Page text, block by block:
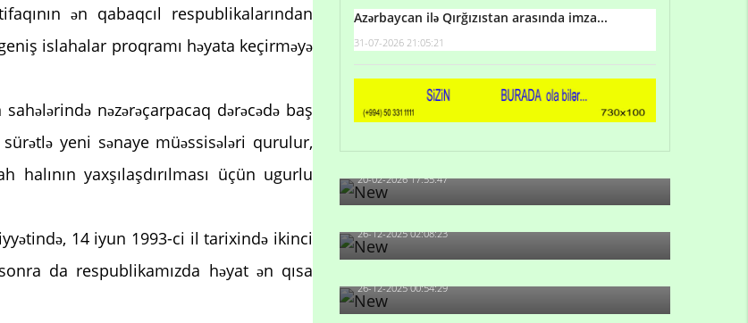
ən qabaqcıl respublikalarından
islahalar proqramı həyata keçirməyə
nəzərəçarpacaq dərəcədə baş
yeni sənaye müəssisələri qurulur,
yaxşılaşdırılması üçün ugurlu
14 iyun 1993-ci il tarixində ikinci
da respublikamızda həyat ən qısa
Azərbaycan ilə Qırğızıstan arasında imza...
31-07-2026 21:05:21
artıb?
20-02-2026 17:55:47
Məni bura NAZİR GÖNDƏRİB - 1937-ci ildən
fəaliyyətdə olan və...
26-12-2025 02:08:23
-Ay qız, sən məhkəməni udmayacaqsan... Sən
bilirsən də, məni...
26-12-2025 00:54:29